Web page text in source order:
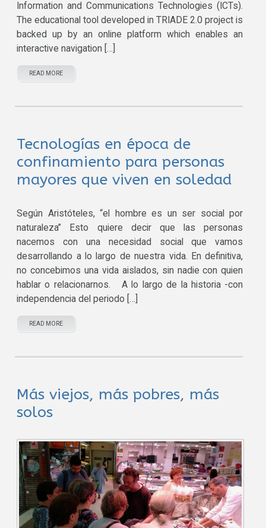
Information and Communications Technologies (ICTs).
The educational tool developed in TRIADE 2.0 project is
backed up by an online platform which enables an
interactive navigation […]
READ MORE
Tecnologías en época de
confinamiento para personas
mayores que viven en soledad
Según Aristóteles, “el hombre es un ser social por
naturaleza” Esto quiere decir que las personas
nacemos con una necesidad social que vamos
desarrollando a lo largo de nuestra vida. En definitiva,
no concebimos una vida aislados, sin nadie con quien
hablar o relacionarnos. A lo largo de la historia -con
independencia del periodo […]
READ MORE
Más viejos, más pobres, más
solos